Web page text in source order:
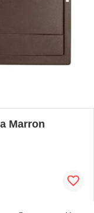
Marron